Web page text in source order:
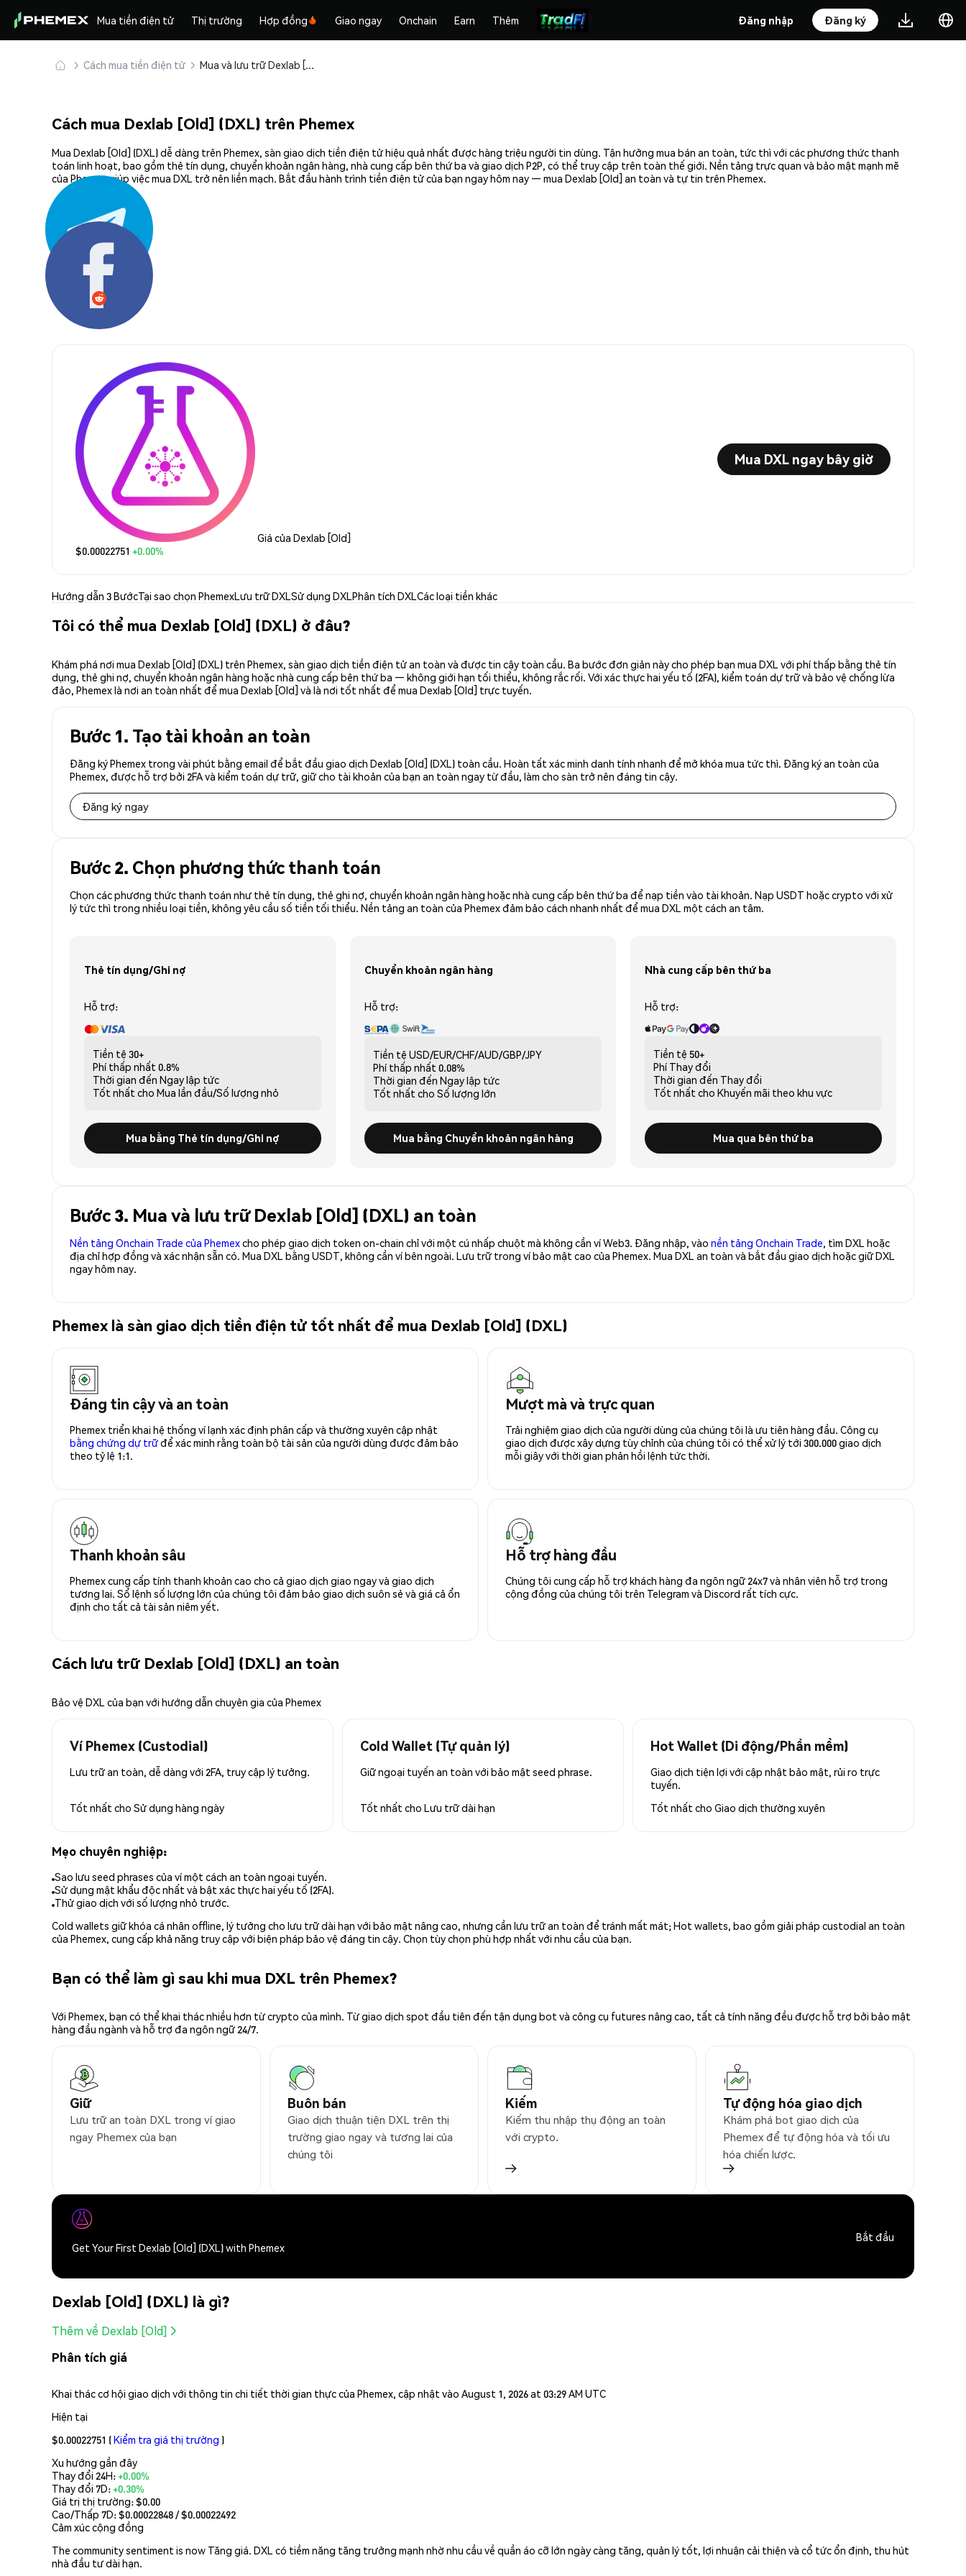
Mua tiền điện tử Thị trường Hợp đồng Giao ngay Onchain Earn Thêm Đăng nhập Đăng ký
Cách mua tiền điện tử Mua và lưu trữ Dexlab [Old] (DXL) an toàn
Cách mua Dexlab [Old] (DXL) trên Phemex
Mua Dexlab [Old] (DXL) dễ dàng trên Phemex, sàn giao dịch tiền điện tử hiệu quả nhất được hàng triệu người tin dùng. Tận hưởng mua bán an toàn, tức thì với các phương thức thanh
toán linh hoạt, bao gồm thẻ tín dụng, chuyển khoản ngân hàng, nhà cung cấp bên thứ ba và giao dịch P2P, có thể truy cập trên toàn thế giới. Nền tảng trực quan và bảo mật mạnh mẽ
của Phemex giúp việc mua DXL trở nên liền mạch. Bắt đầu hành trình tiền điện tử của bạn ngay hôm nay — mua Dexlab [Old] an toàn và tự tin trên Phemex.
Chia sẻ:
Giá của Dexlab [Old]
$0.00022751 +0.00%
Mua DXL ngay bây giờ
Hướng dẫn 3 BướcTại sao chọn PhemexLưu trữ DXLSử dụng DXLPhân tích DXLCác loại tiền khác
Tôi có thể mua Dexlab [Old] (DXL) ở đâu?
Khám phá nơi mua Dexlab [Old] (DXL) trên Phemex, sàn giao dịch tiền điện tử an toàn và được tin cậy toàn cầu. Ba bước đơn giản này cho phép bạn mua DXL với phí thấp bằng thẻ tín
dụng, thẻ ghi nợ, chuyển khoản ngân hàng hoặc nhà cung cấp bên thứ ba — không giới hạn tối thiểu, không rắc rối. Với xác thực hai yếu tố (2FA), kiểm toán dự trữ và bảo vệ chống lừa
đảo, Phemex là nơi an toàn nhất để mua Dexlab [Old] và là nơi tốt nhất để mua Dexlab [Old] trực tuyến.
Bước 1. Tạo tài khoản an toàn
Đăng ký Phemex trong vài phút bằng email để bắt đầu giao dịch Dexlab [Old] (DXL) toàn cầu. Hoàn tất xác minh danh tính nhanh để mở khóa mua tức thì. Đăng ký an toàn của
Phemex, được hỗ trợ bởi 2FA và kiểm toán dự trữ, giữ cho tài khoản của bạn an toàn ngay từ đầu, làm cho sàn trở nên đáng tin cậy.
Đăng ký ngay
Bước 2. Chọn phương thức thanh toán
Chọn các phương thức thanh toán như thẻ tín dụng, thẻ ghi nợ, chuyển khoản ngân hàng hoặc nhà cung cấp bên thứ ba để nạp tiền vào tài khoản. Nạp USDT hoặc crypto với xử
lý tức thì trong nhiều loại tiền, không yêu cầu số tiền tối thiểu. Nền tảng an toàn của Phemex đảm bảo cách nhanh nhất để mua DXL một cách an tâm.
Thẻ tín dụng/Ghi nợ
Hỗ trợ:
Tiền tệ 30+
Phí thấp nhất 0.8%
Thời gian đến Ngay lập tức
Tốt nhất cho Mua lần đầu/Số lượng nhỏ
Mua bằng Thẻ tín dụng/Ghi nợ
Chuyển khoản ngân hàng
Hỗ trợ:
Tiền tệ USD/EUR/CHF/AUD/GBP/JPY
Phí thấp nhất 0.08%
Thời gian đến Ngay lập tức
Tốt nhất cho Số lượng lớn
Mua bằng Chuyển khoản ngân hàng
Nhà cung cấp bên thứ ba
Hỗ trợ:
Tiền tệ 50+
Phí Thay đổi
Thời gian đến Thay đổi
Tốt nhất cho Khuyến mãi theo khu vực
Mua qua bên thứ ba
Bước 3. Mua và lưu trữ Dexlab [Old] (DXL) an toàn
Nền tảng Onchain Trade của Phemexcho phép giao dịch token on-chain chỉ với một cú nhấp chuột mà không cần ví Web3. Đăng nhập, vào nền tảng Onchain Trade, tìm DXL hoặc
địa chỉ hợp đồng và xác nhận sẵn có. Mua DXL bằng USDT, không cần ví bên ngoài. Lưu trữ trong ví bảo mật cao của Phemex. Mua DXL an toàn và bắt đầu giao dịch hoặc giữ DXL
ngay hôm nay.
Phemex là sàn giao dịch tiền điện tử tốt nhất để mua Dexlab [Old] (DXL)
Đáng tin cậy và an toàn
Phemex triển khai hệ thống ví lạnh xác định phân cấp và thường xuyên cập nhật
bằng chứng dự trữđể xác minh rằng toàn bộ tài sản của người dùng được đảm bảo
theo tỷ lệ 1:1.
Mượt mà và trực quan
Trải nghiệm giao dịch của người dùng của chúng tôi là ưu tiên hàng đầu. Công cụ
giao dịch được xây dựng tùy chỉnh của chúng tôi có thể xử lý tới 300.000 giao dịch
mỗi giây với thời gian phản hồi lệnh tức thời.
Thanh khoản sâu
Phemex cung cấp tính thanh khoản cao cho cả giao dịch giao ngay và giao dịch
tương lai. Sổ lệnh số lượng lớn của chúng tôi đảm bảo giao dịch suôn sẻ và giá cả ổn
định cho tất cả tài sản niêm yết.
Hỗ trợ hàng đầu
Chúng tôi cung cấp hỗ trợ khách hàng đa ngôn ngữ 24x7 và nhân viên hỗ trợ trong
cộng đồng của chúng tôi trên Telegram và Discord rất tích cực.
Cách lưu trữ Dexlab [Old] (DXL) an toàn
Bảo vệ DXL của bạn với hướng dẫn chuyên gia của Phemex
Ví Phemex (Custodial)
Lưu trữ an toàn, dễ dàng với 2FA, truy cập lý tưởng.
Tốt nhất cho Sử dụng hàng ngày
Cold Wallet (Tự quản lý)
Giữ ngoại tuyến an toàn với bảo mật seed phrase.
Tốt nhất cho Lưu trữ dài hạn
Hot Wallet (Di động/Phần mềm)
Giao dịch tiện lợi với cập nhật bảo mật, rủi ro trực
tuyến.
Tốt nhất cho Giao dịch thường xuyên
Mẹo chuyên nghiệp:
Sao lưu seed phrases của ví một cách an toàn ngoại tuyến.
Sử dụng mật khẩu độc nhất và bật xác thực hai yếu tố (2FA).
Thử giao dịch với số lượng nhỏ trước.
Cold wallets giữ khóa cá nhân offline, lý tưởng cho lưu trữ dài hạn với bảo mật nâng cao, nhưng cần lưu trữ an toàn để tránh mất mát; Hot wallets, bao gồm giải pháp custodial an toàn
của Phemex, cung cấp khả năng truy cập với biện pháp bảo vệ đáng tin cậy. Chọn tùy chọn phù hợp nhất với nhu cầu của bạn.
Bạn có thể làm gì sau khi mua DXL trên Phemex?
Với Phemex, bạn có thể khai thác nhiều hơn từ crypto của mình. Từ giao dịch spot đầu tiên đến tận dụng bot và công cụ futures nâng cao, tất cả tính năng đều được hỗ trợ bởi bảo mật
hàng đầu ngành và hỗ trợ đa ngôn ngữ 24/7.
Giữ
Lưu trữ an toàn DXL trong ví giao
ngay Phemex của bạn
Buôn bán
Giao dịch thuận tiện DXL trên thị
trường giao ngay và tương lai của
chúng tôi
Kiếm
Kiếm thu nhập thụ động an toàn
với crypto.
Tự động hóa giao dịch
Khám phá bot giao dịch của
Phemex để tự động hóa và tối ưu
hóa chiến lược.
Get Your First Dexlab [Old] (DXL) with Phemex
Bắt đầu
Dexlab [Old] (DXL) là gì?
Thêm về Dexlab [Old]
Phân tích giá
Khai thác cơ hội giao dịch với thông tin chi tiết thời gian thực của Phemex, cập nhật vào August 1, 2026 at 03:29 AM UTC
Hiện tại
$0.00022751 (Kiểm tra giá thị trường )
Xu hướng gần đây
Thay đổi 24H:+0.00%
Thay đổi 7D:+0.30%
Giá trị thị trường:$0.00
Cao/Thấp 7D: $0.00022848/ $0.00022492
Cảm xúc cộng đồng
The community sentiment is now Tăng giá. DXL có tiềm năng tăng trưởng mạnh nhờ nhu cầu về quần áo cỡ lớn ngày càng tăng, quản lý tốt, lợi nhuận cải thiện và cổ tức ổn định, thu hút
nhà đầu tư dài hạn.